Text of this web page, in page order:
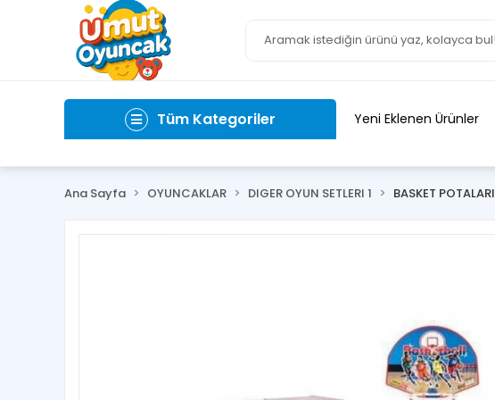
Tüm Kategoriler Yeni Eklenen Ürünler
Ana Sayfa OYUNCAKLAR DIGER OYUN SETLERI 1 BASKET POTALARI